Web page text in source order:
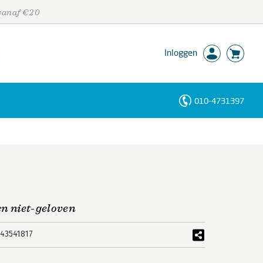
€20
Inloggen
010-4731397
niet-geloven
Personen